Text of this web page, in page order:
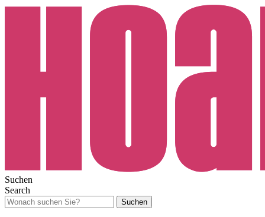
Suchen
Search
Suchen